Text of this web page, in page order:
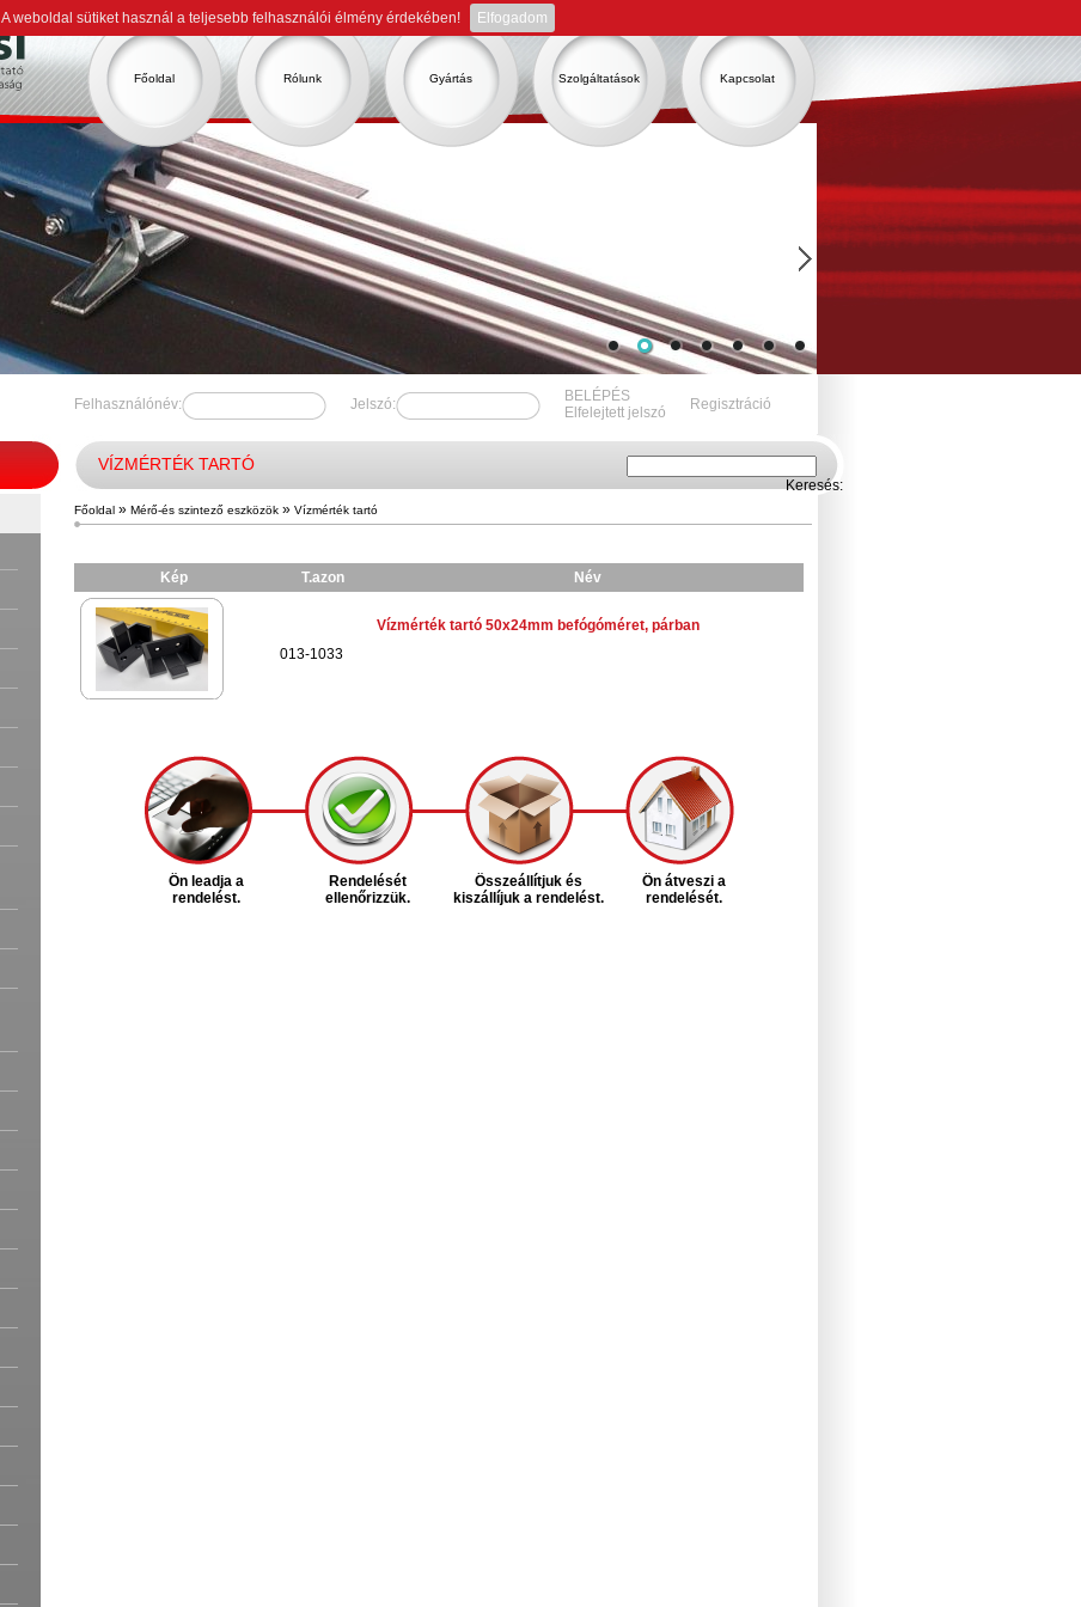
A weboldal sütiket használ a teljesebb felhasználói élmény érdekében! Elfogadom
Főoldal Rólunk Gyártás Szolgáltatások Kapcsolat
Felhasználónév: Jelszó:
BELÉPÉS
Elfelejtett jelszó
Regisztráció
VÍZMÉRTÉK TARTÓ
Keresés:
Főoldal » Mérő-és szintező eszközök » Vízmérték tartó
Kép T.azon Név
013-1033
Vízmérték tartó 50x24mm befógóméret, párban
Ön leadja a
rendelést.
Rendelését
ellenőrizzük.
Összeállítjuk és
kiszállíjuk a rendelést.
Ön átveszi a
rendelését.